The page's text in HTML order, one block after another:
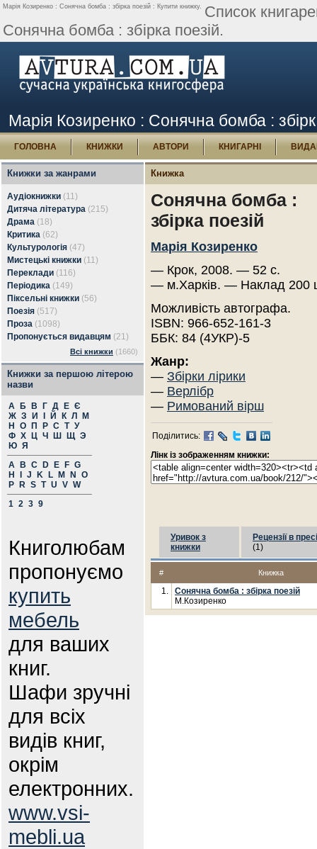
Марія Козиренко : Сонячна бомба : збірка поезій : Купити книжку. Список
Сонячна бомба : збірка поезій.
Марія Козиренко : Сонячна бомба :
ГОЛОВНА КНИЖКИ АВТОРИ КНИГАРНІ
Книжки за жанрами
Аудіокнижки (11)
Дитяча література (215)
Драма (18)
Критика (62)
Культурологія (47)
Мистецькі книжки (11)
Переклади (116)
Періодика (149)
Піксельні книжки (56)
Поезія (517)
Проза (1098)
Пропонується видавцям (21)
Всі книжки (1660)
Книжки за першою літерою
назви
А Б В Г Д Е Є
Ж З И Й К Л
М
Н
О П Р С Т У
Ф Х Ц Ч Ш Щ Э
Ю Я
A
B C D E F G
H
J K L M N
O
P
R S T U V W
1 2 3 9
Книголюбам
пропонуємо
купить
мебель
для ваших
книг.
Шафи зручні
для всіх
видів книг,
окрім
електронних.
www.vsi-
mebli.ua
Книжка
Сонячна бомба :
збірка поезій
Марія Козиренко
— Крок, 2008. — 52 с.
— м.Харків. — Наклад 200
Можливість автографа.
ISBN: 966-652-161-3
ББК: 84 (4УКР)-5
Жанр:
— Збірки лірики
— Верлібр
— Римований вірш
Поділитись:
Лінк із зображенням книжки:
Уривок з
книжки
Рецензії в пресі
(1)
# Книжка
1.
Сонячна бомба : збірка поезій
М.Козиренко